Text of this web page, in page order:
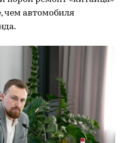
чем автомобиля